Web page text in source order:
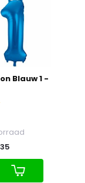
Blauw 1 -